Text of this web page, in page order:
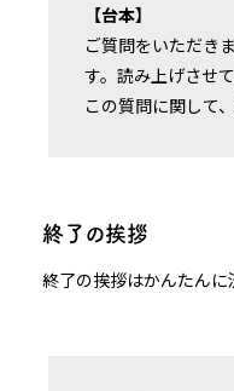
【台本】
ご質問をいただき
す。読み上げさせ
この質問に関して
終了の挨拶
終了の挨拶はかんたんに